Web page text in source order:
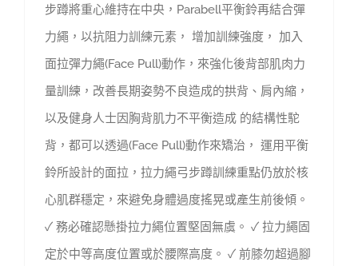
步蹲將重心維持在中央，Parabell平衡鈴再結合彈
力繩，以抗阻力訓練元素， 增加訓練強度， 加入
面拉彈力繩(Face Pull)動作，來強化後背部肌肉力
量訓練，改善長期姿勢不良造成的拱背、肩內縮，
以及健身人士因胸背肌力不平衡造成 的結構性駝
背，都可以透過(Face Pull)動作來矯治， 運用平衡
鈴所設計的面拉，拉力繩弓步蹲訓練重點仍放於核
心肌群穩定，來避免身體過度搖晃或產生前後傾。
✓ 務必確認懸掛拉力繩位置堅固無虞。 ✓ 拉力繩固
定於中等高度位置或於腰際高度。 ✓ 前膝勿超過腳